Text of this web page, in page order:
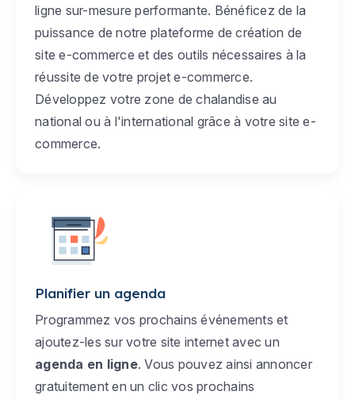
ligne sur-mesure performante. Bénéficez de la
puissance de notre plateforme de création de
site e-commerce et des outils nécessaires à la
réussite de votre projet e-commerce.
Développez votre zone de chalandise au
national ou à l'international grâce à votre site e-
commerce.
Planifier un agenda
Programmez vos prochains événements et
ajoutez-les sur votre site internet avec un
agenda en ligne. Vous pouvez ainsi annoncer
gratuitement en un clic vos prochains